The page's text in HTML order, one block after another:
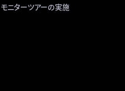
モニターツアーの実施